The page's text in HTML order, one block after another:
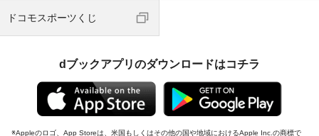
ドコモスポーツくじ
dブックアプリのダウンロードはコチラ
Appleのロゴ、App Storeは、米国もしくはその他の国や地域におけるApple Inc.の商標で